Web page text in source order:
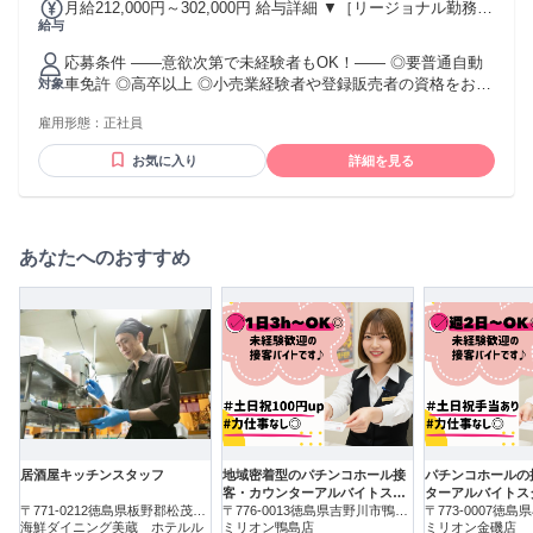
給与
月給212,000円～302,000円 給与詳細 ▼［リージョナル勤務］
（残業時間 月2h程度） 247,000円～277,000円 【スキルアッ
プコース】早期キャリアアップを目指したい方向け 271,000円
～317,600円 （15ｈ分時間外手当含む。実際の残業時間11
ｈ） ※赴任住宅手当3万円込み（家賃6万円の物件入居の場
344,300円 （29ｈ分時間外手当含む。実際の残業時間16.5ｈ）
※赴任住宅手当3万円込み（家賃6万円の物件入居の場合）
【経験者B】小売業で店長・マネジメント職経験者(登録販売
入居の場合） 勤務形態やエリアによって異なります。 詳細に
ついては【勤務地範囲と給与について】をご確認ください。
対象
応募条件 ――意欲次第で未経験者もOK！―― ◎要普通自動
車免許 ◎高卒以上 ◎小売業経験者や登録販売者の資格をお持
後、資格取得を目指すことも可能。研修や講習会もあり。 ※
同業界からの転職者が増えてきており、入社後活躍に繋がっ
ています。もちろん異業界からの応募や、第二新卒者も含め
雇用形態： 正社員
お気に入り 詳細を見る
あなたへのおすすめ
居酒屋キッチンスタッフ
〒771-0212徳島県板野郡松茂町
中喜来
海鮮ダイニング美蔵 ホテルル
地域密着型のパチンコホール接
客・カウンターアルバイトスタ
ッフ
〒776-0013徳島県吉野川市鴨島
町上下島
ミリオン鴨島店
パチンコホール
ターアルバイトス
〒773-0007徳島
町
ミリオン金磯店